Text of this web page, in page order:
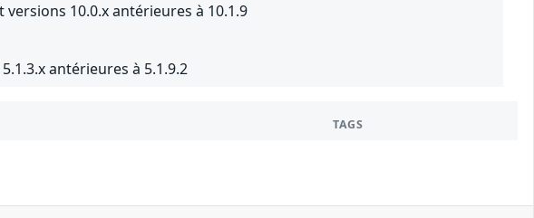
10.0.x antérieures à 10.1.9
antérieures à 5.1.9.2
TAGS